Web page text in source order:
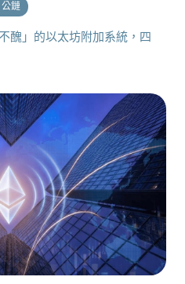
公鏈
醜」的以太坊附加系統，四